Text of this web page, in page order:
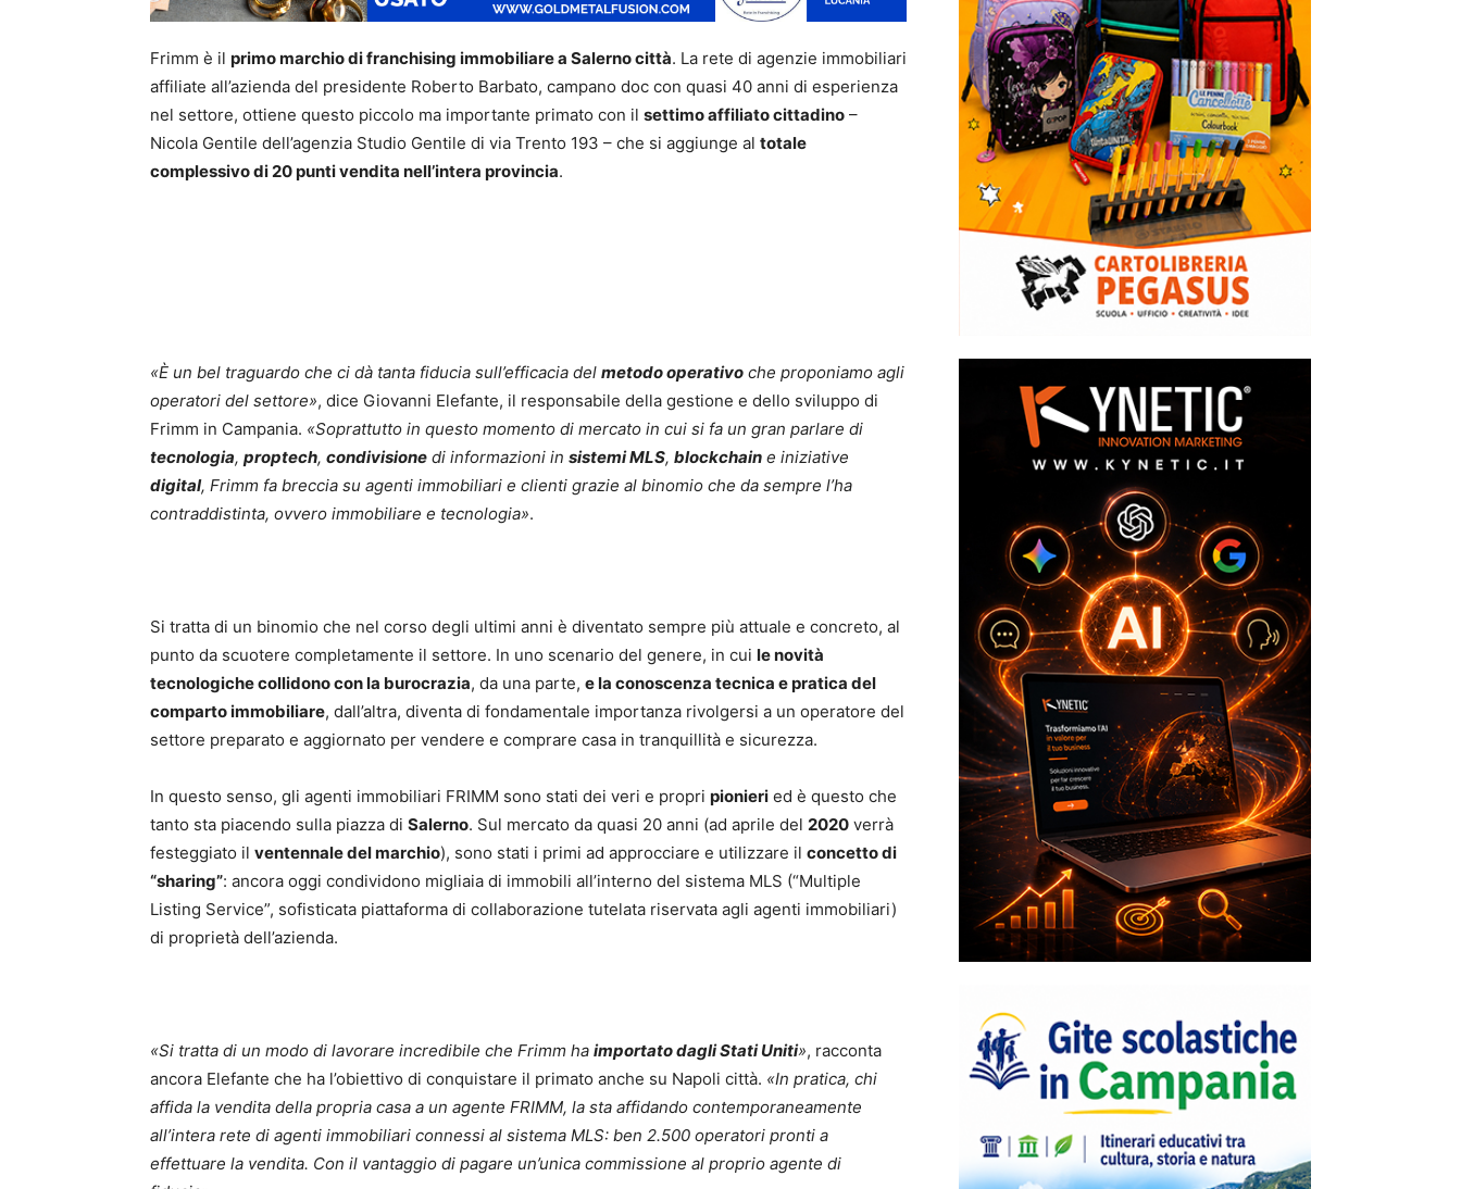
Frimm è il primo marchio di franchising immobiliare a Salerno città. La rete di agenzie immobiliari
affiliate all’azienda del presidente Roberto Barbato, campano doc con quasi 40 anni di esperienza
nel settore, ottiene questo piccolo ma importante primato con il settimo affiliato cittadino –
Nicola Gentile dell’agenzia Studio Gentile di via Trento 193 – che si aggiunge al totale
complessivo di 20 punti vendita nell’intera provincia.
«È un bel traguardo che ci dà tanta fiducia sull’efficacia del metodo operativo che proponiamo agli
operatori del settore», dice Giovanni Elefante, il responsabile della gestione e dello sviluppo di
Frimm in Campania. «Soprattutto in questo momento di mercato in cui si fa un gran parlare di
tecnologia, proptech, condivisione di informazioni in sistemi MLS, blockchain e iniziative
digital, Frimm fa breccia su agenti immobiliari e clienti grazie al binomio che da sempre l’ha
contraddistinta, ovvero immobiliare e tecnologia».
Si tratta di un binomio che nel corso degli ultimi anni è diventato sempre più attuale e concreto, al
punto da scuotere completamente il settore. In uno scenario del genere, in cui le novità
tecnologiche collidono con la burocrazia, da una parte, e la conoscenza tecnica e pratica del
comparto immobiliare, dall’altra, diventa di fondamentale importanza rivolgersi a un operatore del
settore preparato e aggiornato per vendere e comprare casa in tranquillità e sicurezza.
In questo senso, gli agenti immobiliari FRIMM sono stati dei veri e propri pionieri ed è questo che
tanto sta piacendo sulla piazza di Salerno. Sul mercato da quasi 20 anni (ad aprile del 2020 verrà
festeggiato il ventennale del marchio), sono stati i primi ad approcciare e utilizzare il concetto di
“sharing”: ancora oggi condividono migliaia di immobili all’interno del sistema MLS (“Multiple
Listing Service”, sofisticata piattaforma di collaborazione tutelata riservata agli agenti immobiliari)
di proprietà dell’azienda.
«Si tratta di un modo di lavorare incredibile che Frimm ha importato dagli Stati Uniti», racconta
ancora Elefante che ha l’obiettivo di conquistare il primato anche su Napoli città. «In pratica, chi
affida la vendita della propria casa a un agente FRIMM, la sta affidando contemporaneamente
all’intera rete di agenti immobiliari connessi al sistema MLS: ben 2.500 operatori pronti a
effettuare la vendita. Con il vantaggio di pagare un’unica commissione al proprio agente di